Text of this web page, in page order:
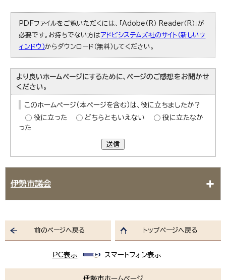
PDFファイルをご覧いただくには、「Adobe（R） Reader（R）」が
必要です。お持ちでない方はアドビシステムズ社のサイト（新しいウ
ィンドウ）からダウンロード（無料）してください。
より良いホームページにするために、ページのご感想をお聞かせ
ください。
このホームページ（本ページを含む）は、役に立ちましたか？
役に立った
どちらともいえない
役に立たなか
った
送信
伊勢市議会
前のページへ戻る トップページへ戻る
PC表示 スマートフォン表示
伊勢市ホームページ